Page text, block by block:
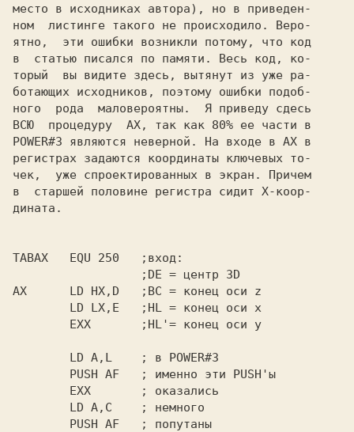
место в исходниках автора), но в приведен-
ном  листинге такого не происходило. Веро-
ятно,  эти ошибки возникли потому, что код
в  статью писался по памяти. Весь код, ко-
торый  вы видите здесь, вытянут из уже ра-
ботающих исходников, поэтому ошибки подоб-
ного  рода  маловероятны.  Я приведу сдесь
ВСЮ  процедуру AX,
POWER#3 являются неверной. На входе в AX в
регистрах задаются координаты ключевых то-
чек,  уже спроектированных в экран. Причем
в  старшей половине регистра сидит X-коор-
дината.
        LD A,L    ;
в POWER#3
PUSH AF   ; именно эти PUSH'ы
EXX       ; оказались
LD A,C    ; немного
PUSH AF   ; попутаны